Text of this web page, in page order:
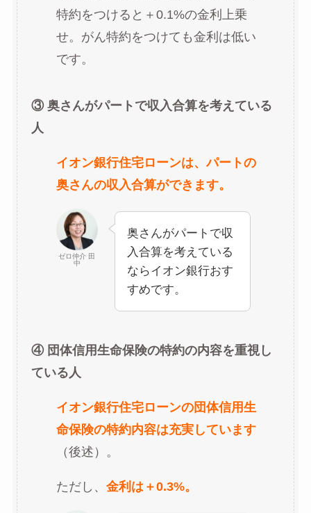
特約をつけると＋0.1%の金利上乗
せ。がん特約をつけても金利は低い
です。
③ 奥さんがパートで収入合算を考えている
人
イオン銀行住宅ローンは、パートの
奥さんの収入合算ができます。
ゼロ仲介 田
中
奥さんがパートで収
入合算を考えている
ならイオン銀行おす
すめです。
④ 団体信用生命保険の特約の内容を重視し
ている人
イオン銀行住宅ローンの団体信用生
命保険の特約内容は充実しています
（後述）。
ただし、 金利は＋0.3%。